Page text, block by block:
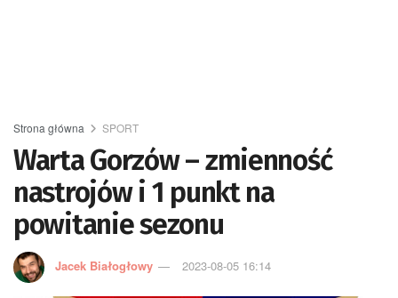
Strona główna SPORT
Warta Gorzów – zmienność
nastrojów i 1 punkt na
powitanie sezonu
Jacek Białogłowy 2023-08-05 16:14